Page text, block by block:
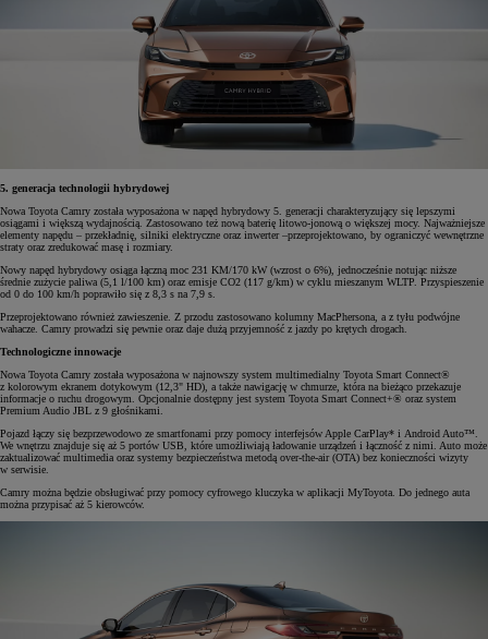
5. generacja technologii hybrydowej
Nowa Toyota Camry została wyposażona w napęd hybrydowy 5. generacji charakteryzujący się lepszymi
osiągami i większą wydajnością. Zastosowano też nową baterię litowo-jonową o większej mocy. Najważniejsze
elementy napędu – przekładnię, silniki elektryczne oraz inwerter –przeprojektowano, by ograniczyć wewnętrzne
straty oraz zredukować masę i rozmiary.
Nowy napęd hybrydowy osiąga łączną moc 231 KM/170 kW (wzrost o 6%), jednocześnie notując niższe
średnie zużycie paliwa (5,1 l/100 km) oraz emisje CO2 (117 g/km) w cyklu mieszanym WLTP. Przyspieszenie
od 0 do 100 km/h poprawiło się z 8,3 s na 7,9 s.
Przeprojektowano również zawieszenie. Z przodu zastosowano kolumny MacPhersona, a z tyłu podwójne
wahacze. Camry prowadzi się pewnie oraz daje dużą przyjemność z jazdy po krętych drogach.
Technologiczne innowacje
Nowa Toyota Camry została wyposażona w najnowszy system multimedialny Toyota Smart Connect®
z kolorowym ekranem dotykowym (12,3" HD), a także nawigację w chmurze, która na bieżąco przekazuje
informacje o ruchu drogowym. Opcjonalnie dostępny jest system Toyota Smart Connect+® oraz system
Premium Audio JBL z 9 głośnikami.
Pojazd łączy się bezprzewodowo ze smartfonami przy pomocy interfejsów Apple CarPlay* i Android Auto™.
We wnętrzu znajduje się aż 5 portów USB, które umożliwiają ładowanie urządzeń i łączność z nimi. Auto może
zaktualizować multimedia oraz systemy bezpieczeństwa metodą over-the-air (OTA) bez konieczności wizyty
w serwisie.
Camry można będzie obsługiwać przy pomocy cyfrowego kluczyka w aplikacji MyToyota. Do jednego auta
można przypisać aż 5 kierowców.